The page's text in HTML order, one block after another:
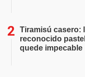
Tiramisú casero:
reconocido
quede impecable